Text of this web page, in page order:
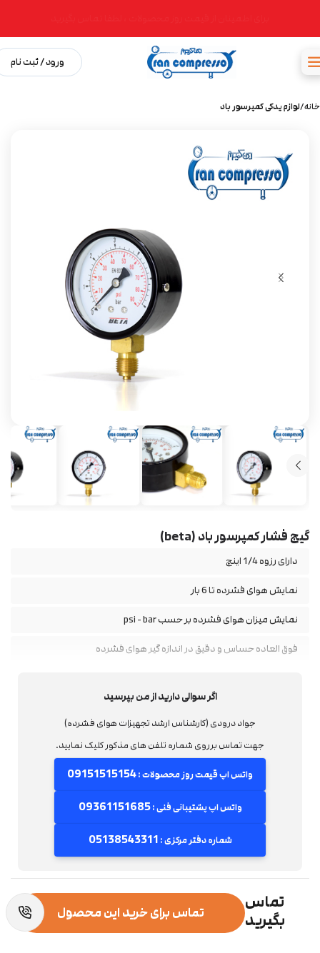
ورود / ثبت نام
خانه لوازم یدکی کمپرسور باد
گیج فشار کمپرسور باد (beta)
دارای رزوه 1/4 اینچ
نمایش هوای فشرده تا 6 بار
نمایش میزان هوای فشرده بر حسب psi - bar
فوق العاده حساس و دقیق در اندازه گیر هوای فشرده
اگر سوالی دارید از من بپرسید
جواد درودی (کارشناس ارشد تجهیزات هوای فشرده)
جهت تماس برروی شماره تلفن های مذکور کلیک نمایید.
واتس اپ قیمت روز محصولات :09151515154
واتس اپ پشتیبانی فنی :09361151685
شماره دفتر مرکزی : 05138543311
تماس
بگیرید
تماس برای خرید این محصول